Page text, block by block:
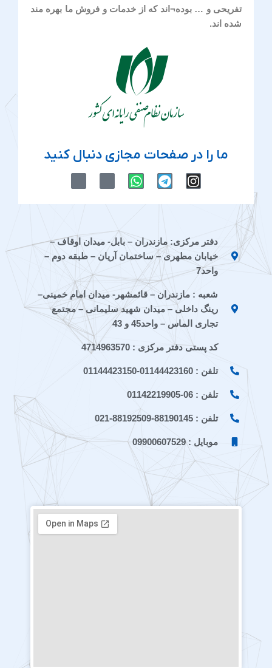
تفریحی و … بوده¬اند که از خدمات و فروش ما بهره مند
شده اند.
ما را در صفحات مجازی دنبال کنید
n
t
r
a
m
e
e
a
m
h
p
p
c
n
-
a
r
a
t
c
n
-
e
t
a
a
دفتر مرکزی: مازندران – بابل- میدان اوقاف –
خیابان مطهری – ساختمان آریان – طبقه دوم –
واحد7
شعبه : مازندران – قائمشهر- میدان امام خمینی–
رینگ داخلی – میدان شهید سلیمانی – مجتمع
تجاری الماس – واحد45 و 43
کد پستی دفتر مرکزی : 4714963570
تلفن : 01144423160-01144423150
تلفن : 06-01142219905
تلفن : 88190145-88192509-021
موبایل : 09900607529